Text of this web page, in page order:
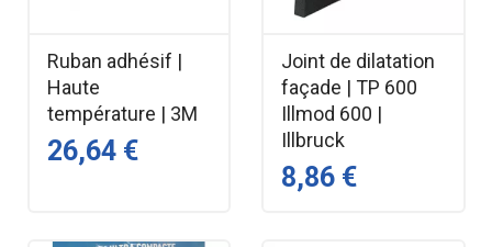
Ruban adhésif |
Haute
température | 3M
26,64 €
Joint de dilatation
façade | TP 600
Illmod 600 |
Illbruck
8,86 €